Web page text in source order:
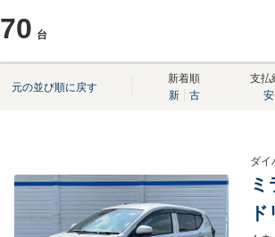
70 台
元の並び順に戻す
新着順
新
古
支払
安
ダイ